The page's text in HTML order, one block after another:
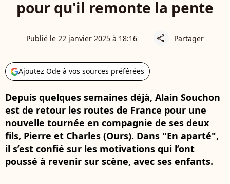
pour qu'il remonte la pente
Publié le 22 janvier 2025 à 18:16 share Partager
Ajoutez Ode à vos sources préférées
Depuis quelques semaines déjà, Alain Souchon
est de retour les routes de France pour une
nouvelle tournée en compagnie de ses deux
fils, Pierre et Charles (Ours). Dans "En aparté",
il s’est confié sur les motivations qui l’ont
poussé à revenir sur scène, avec ses enfants.